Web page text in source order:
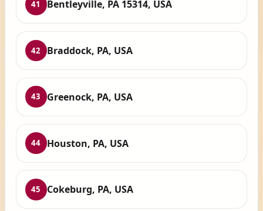
41 Bentleyville, PA 15314, USA
42 Braddock, PA, USA
43 Greenock, PA, USA
44 Houston, PA, USA
45 Cokeburg, PA, USA